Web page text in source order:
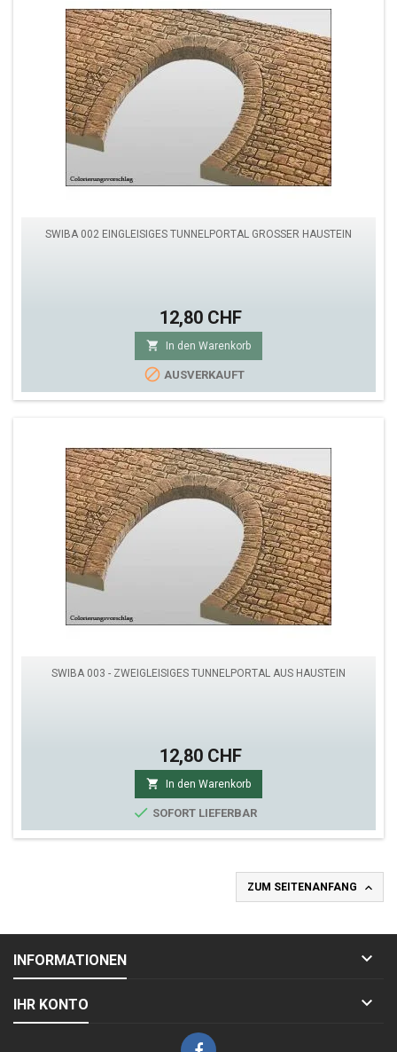
SWIBA 002 EINGLEISIGES TUNNELPORTAL GROSSER HAUSTEIN
12,80 CHF
 In den Warenkorb
 AUSVERKAUFT
SWIBA 003 - ZWEIGLEISIGES TUNNELPORTAL AUS HAUSTEIN
12,80 CHF
 In den Warenkorb
 SOFORT LIEFERBAR
ZUM SEITENANFANG 
INFORMATIONEN 
IHR KONTO 